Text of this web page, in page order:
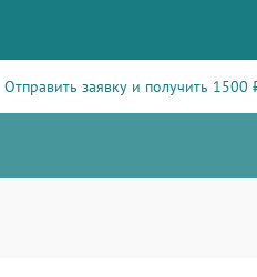
Отправить заявку и получить 1500